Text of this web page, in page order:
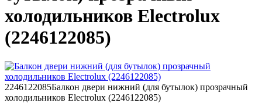
холодильников Electrolux
(2246122085)
2246122085Балкон двери нижний (для бутылок) прозрачный
холодильников Electrolux (2246122085)